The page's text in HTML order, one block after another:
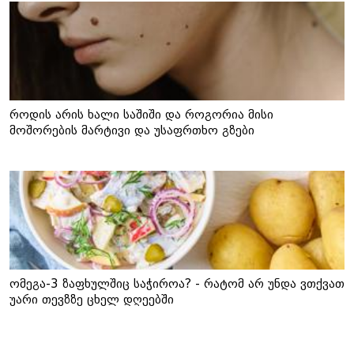
როდის არის ხალი საშიში და როგორია მისი
მოშორების მარტივი და უსაფრთხო გზები
ომეგა-3 ზაფხულშიც საჭიროა? - რატომ არ უნდა ვთქვათ
უარი თევზზე ცხელ დღეებში